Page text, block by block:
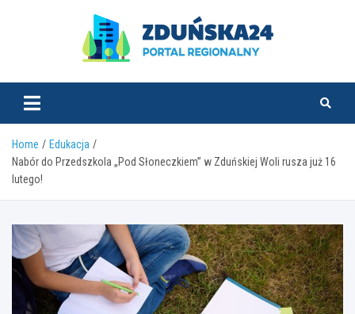
zdunska24.pl
Home
Edukacja
Nabór do Przedszkola „Pod Słoneczkiem” w Zduńskiej Woli rusza już 16
lutego!